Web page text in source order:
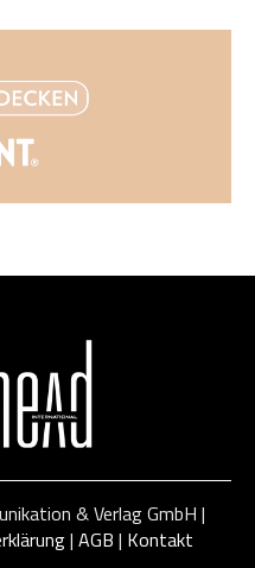
& Verlag GmbH |
| AGB | Kontakt